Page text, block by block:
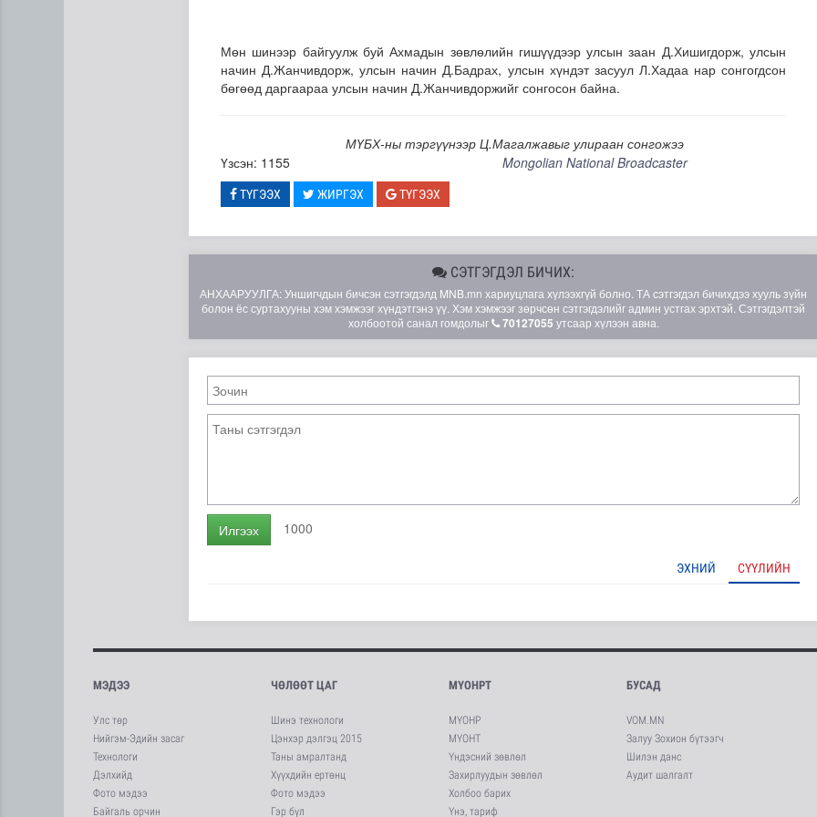
Мөн шинээр байгуулж буй Ахмадын зөвлөлийн гишүүдээр улсын заан Д.Хишигдорж, улсын
начин Д.Жанчивдорж, улсын начин Д.Бадрах, улсын хүндэт засуул Л.Хадаа нар сонгогдсон
бөгөөд даргаараа улсын начин Д.Жанчивдоржийг сонгосон байна.
МҮБХ-ны тэргүүнээр Ц.Магалжавыг улираан сонгожээ
Үзсэн: 1155
Mongolian National Broadcaster
ТҮГЭЭХ ЖИРГЭХ ТҮГЭЭХ
СЭТГЭГДЭЛ БИЧИХ:
АНХААРУУЛГА: Уншигчдын бичсэн сэтгэгдэлд MNB.mn хариуцлага хүлээхгүй болно. ТА сэтгэгдэл бичихдээ хууль зүйн
болон ёс суртахууны хэм хэмжээг хүндэтгэнэ үү. Хэм хэмжээг зөрчсөн сэтгэгдэлийг админ устгах эрхтэй. Сэтгэгдэлтэй
холбоотой санал гомдолыг
70127055 утсаар хүлээн авна.
Илгээх 1000
ЭХНИЙ СҮҮЛИЙН
МЭДЭЭ
Улс төр
Нийгэм-Эдийн засаг
Технологи
Дэлхийд
Фото мэдээ
Байгаль орчин
ЧӨЛӨӨТ ЦАГ
Шинэ технологи
Цэнхэр дэлгэц 2015
Таны амралтанд
Хүүхдийн ертөнц
Фото мэдээ
Гэр бүл
МҮОНРТ
МҮОНР
МҮОНТ
Үндэсний зөвлөл
Захирлуудын зөвлөл
Холбоо барих
Үнэ, тариф
БУСАД
VOM.MN
Залуу Зохион бүтээгч
Шилэн данс
Аудит шалгалт